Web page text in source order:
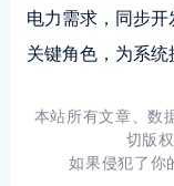
电力需求，同步
关键角色，为系统
本站所有文章、数
切版
如果侵犯了你